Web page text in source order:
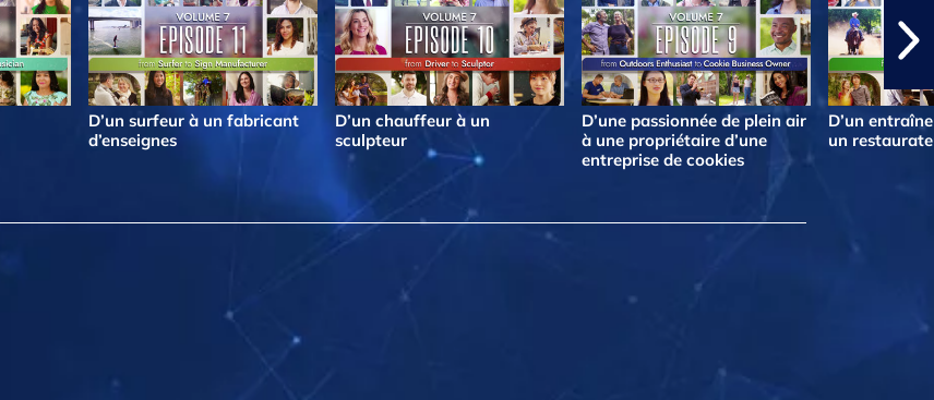
D’un surfeur à un fabricant
d’enseignes
D’un chauffeur à un
sculpteur
D’une passionnée de plein air
à une propriétaire d’une
entreprise de cookies
D’un
un